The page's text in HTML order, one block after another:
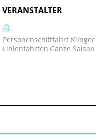
VERANSTALTER
Personenschifffahrt Klinger
Linienfahrten Ganze Saison